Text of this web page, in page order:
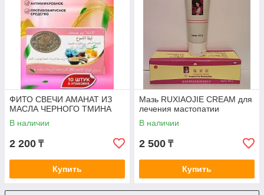
ФИТО СВЕЧИ АМАНАТ ИЗ
МАСЛА ЧЕРНОГО ТМИНА
В наличии
2 200 ₸
Купить
Мазь RUXIAOJIE CREAM для
лечения мастопатии
В наличии
2 500 ₸
Купить